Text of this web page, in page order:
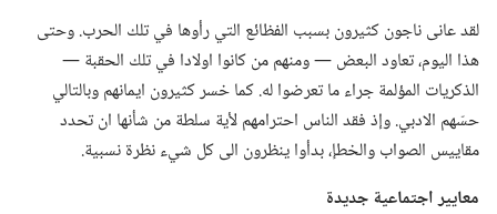
لقد عانى ناجون كثيرون بسبب الفظائع التي رأوها في تلك الحرب.‏ وحتى
هذا اليوم،‏ تعاود البعض —‏ ومنهم من كانوا اولادا في تلك الحقبة —‏
الذكريات المؤلمة جراء ما تعرضوا له.‏ كما خسر كثيرون ايمانهم وبالتالي
حسّهم الادبي.‏ وإذ فقد الناس احترامهم لأية سلطة من شأنها ان تحدد
مقاييس الصواب والخطإ،‏ بدأوا ينظرون الى كل شيء نظرة نسبية.‏
معايير اجتماعية جديدة